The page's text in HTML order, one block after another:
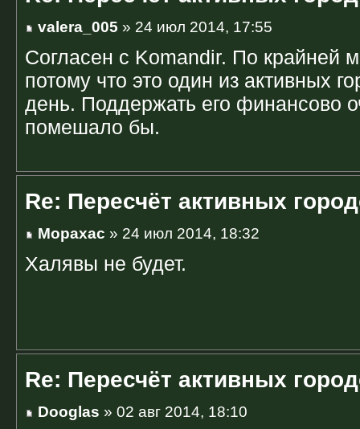
valera_005 » 24 июл 2014, 17:55
Согласен с Komandir. По крайней
потому что это один из активных
день. Поддержать его финансово
помешало бы.
Re: Пересчёт активных
Mopaxac » 24 июл 2014, 18:32
Халявы не будет.
Re: Пересчёт активных
Dooglas » 02 авг 2014, 18:10